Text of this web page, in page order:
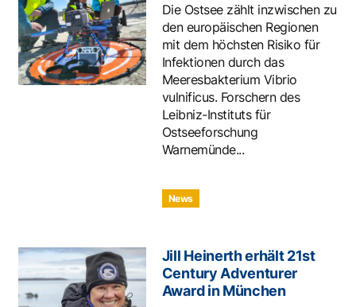
Die Ostsee zählt inzwischen zu
den europäischen Regionen
mit dem höchsten Risiko für
Infektionen durch das
Meeresbakterium Vibrio
vulnificus. Forschern des
Leibniz-Instituts für
Ostseeforschung
Warnemünde...
News
Jill Heinerth erhält 21st
Century Adventurer
Award in München